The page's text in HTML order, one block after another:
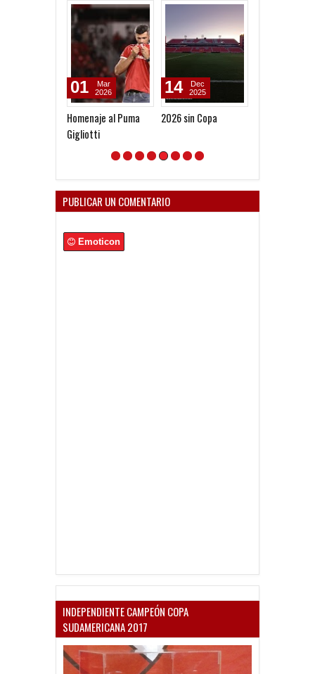
Homenaje al Puma
Gigliotti
01
Mar
2026
2026 sin Copa
14
Dec
2025
PUBLICAR UN COMENTARIO
Emoticon
INDEPENDIENTE CAMPEÓN COPA
SUDAMERICANA 2017